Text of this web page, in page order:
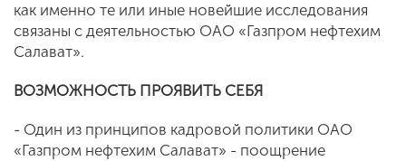
как именно те или иные новейшие исследования
связаны с деятель­ностью ОАО «Газпром нефтехим
Салават».
ВОЗМОЖНОСТЬ ПРОЯВИТЬ СЕБЯ
- Один из принципов кадровой политики ОАО
«Газпром нефтехим Салават» - по­ощрение